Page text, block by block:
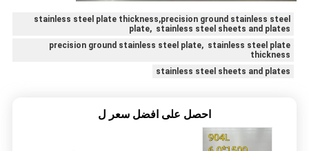
stainless steel plate thickness,precision ground stainless steel
plate, stainless steel sheets and plates
precision ground stainless steel plate, stainless steel plate
thickness
stainless steel sheets and plates
احصل على افضل سعر ل